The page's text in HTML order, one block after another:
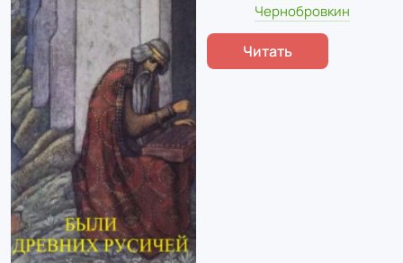
Чернобровкин
Читать